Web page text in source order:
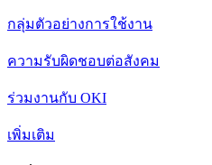
กลุ่มตัวอย่างการใช้งาน
ความรับผิดชอบต่อสังคม
ร่วมงานกับ OKI
เพิ่มเติม